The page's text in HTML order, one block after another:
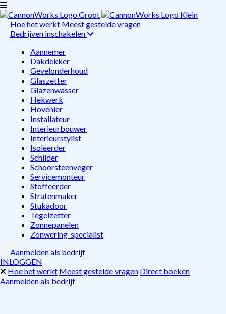
Hoe het werkt Meest gestelde vragen
Bedrijven inschakelen
Aannemer
Dakdekker
Gevelonderhoud
Glaszetter
Glazenwasser
Hekwerk
Hovenier
Installateur
Interieurbouwer
Interieurstylist
Isoleerder
Schilder
Schoorsteenveger
Servicemonteur
Stoffeerder
Stratenmaker
Stukadoor
Tegelzetter
Zonnepanelen
Zonwering-specialist
Aanmelden als bedrijf
INLOGGEN
Hoe het werkt Meest gestelde vragen Direct boeken
Aanmelden als bedrijf